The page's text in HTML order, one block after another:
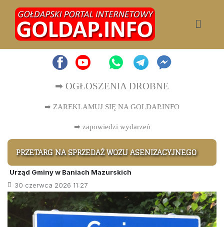
➡ OGŁOSZENIA DROBNE
➡ ZAREKLAMUJ SIĘ NA GOLDAP.INFO
➡ zapowiedzi wydarzeń
PRZETARG NA SPRZEDAŻ WOZU ASENIZACYJNEGO
Urząd Gminy w Baniach Mazurskich
30 czerwca 2026 11:27